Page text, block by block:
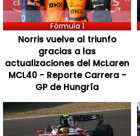
Fórmula 1
Norris vuelve al triunfo
gracias a las
actualizaciones del McLaren
MCL40 - Reporte Carrera -
GP de Hungría